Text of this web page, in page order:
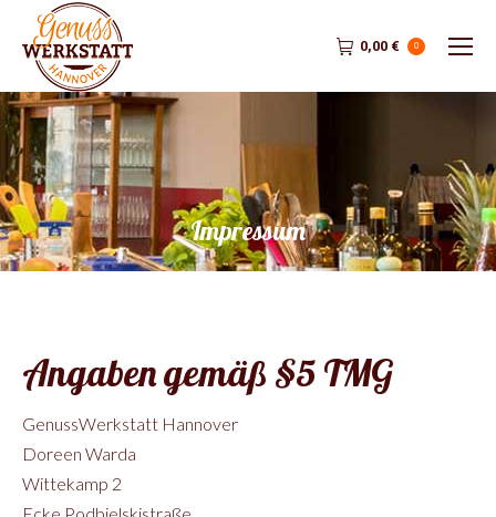
0,00 € 0
Impressum
Angaben gemäß §5 TMG
GenussWerkstatt Hannover
Doreen Warda
Wittekamp 2